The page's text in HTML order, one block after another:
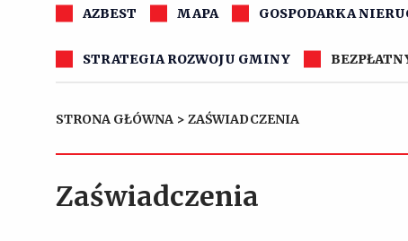
AZBEST MAPA GOSPODARKA
STRATEGIA ROZWOJU GMINY
STRONA GŁÓWNA > ZAŚWIADCZENIA
Zaświadczenia